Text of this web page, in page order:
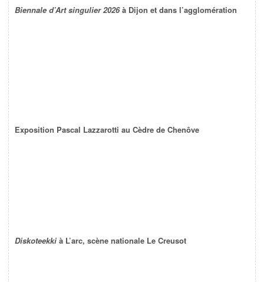
Biennale d’Art singulier 2026à Dijon et dans l’agglomération
Exposition Pascal Lazzarotti au Cèdre de Chenôve
Diskoteekki à L’arc, scène nationale Le Creusot